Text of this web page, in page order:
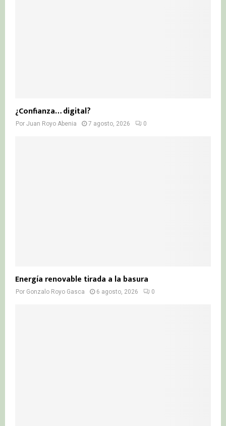
¿Confianza… digital?
Por Juan Royo Abenia 7 agosto, 2026 0
Energía renovable tirada a la basura
Por Gonzalo Royo Gasca 6 agosto, 2026 0